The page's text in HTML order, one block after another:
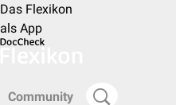
Das Flexikon
als App
Community